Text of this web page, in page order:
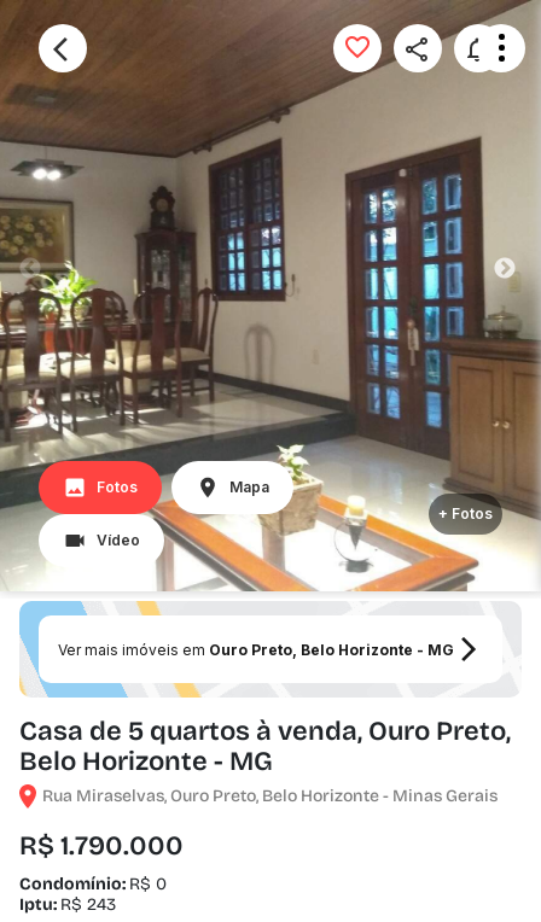
Fotos Mapa
Vídeo
+ Fotos
Ver mais imóveis em Ouro Preto, Belo Horizonte - MG
Casa de 5 quartos à venda, Ouro Preto,
Belo Horizonte - MG
Rua Miraselvas, Ouro Preto, Belo Horizonte - Minas Gerais
R$ 1.790.000
Condomínio: R$ 0
Iptu: R$ 243